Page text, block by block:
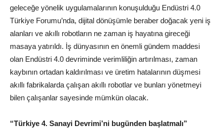
geleceğe yönelik uygulamalarının konuşulduğu Endüstri 4.0
Türkiye Forumu’nda, dijital dönüşümle beraber doğacak yeni iş
alanları ve akıllı robotların ne zaman iş hayatına gireceği
masaya yatırıldı. İş dünyasının en önemli gündem maddesi
olan Endüstri 4.0 devriminde verimliliğin artırılması, zaman
kaybının ortadan kaldırılması ve üretim hatalarının düşmesi
akıllı fabrikalarda çalışan akıllı robotlar ve bunları yönetmeyi
bilen çalışanlar sayesinde mümkün olacak.
“Türkiye 4. Sanayi Devrimi’ni bugünden başlatmalı”